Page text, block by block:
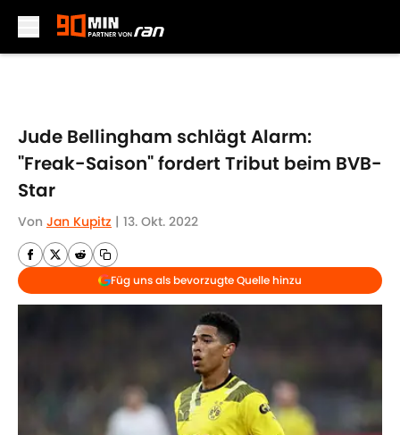
Jude Bellingham schlägt Alarm:
"Freak-Saison" fordert Tribut beim BVB-
Star
Von Jan Kupitz | 13. Okt. 2022
Füg uns als bevorzugte Quelle hinzu